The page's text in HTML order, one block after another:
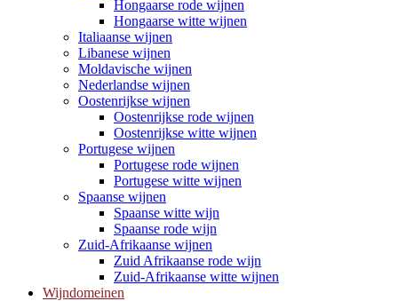
Hongaarse rode wijnen
Hongaarse witte wijnen
Italiaanse wijnen
Libanese wijnen
Moldavische wijnen
Nederlandse wijnen
Oostenrijkse wijnen
Oostenrijkse rode wijnen
Oostenrijkse witte wijnen
Portugese wijnen
Portugese rode wijnen
Portugese witte wijnen
Spaanse wijnen
Spaanse witte wijn
Spaanse rode wijn
Zuid-Afrikaanse wijnen
Zuid Afrikaanse rode wijn
Zuid-Afrikaanse witte wijnen
Wijndomeinen